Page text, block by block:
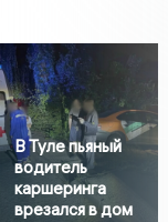
В Туле пьяный
водитель
каршеринга
врезался в дом